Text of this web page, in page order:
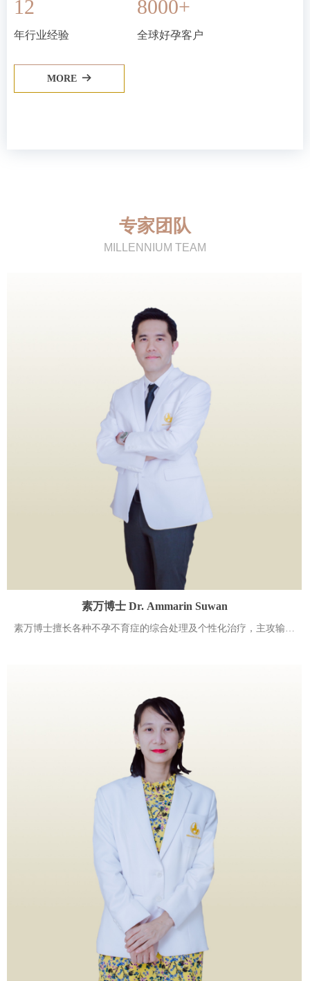
专家团队
MILLENNIUM TEAM
12
年行业经验
8000+
全球好孕客户
MORE 뀠
素万博士 Dr. Ammarin Suwan
素万博士擅长各种不孕不育症的综合处理及个性化治疗，主攻输卵